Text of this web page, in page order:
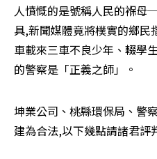
人憤慨的是號稱人民的褓母
具,新聞媒體竟將樸實的鄉
車載來三車不良少年、輟學
的警察是「正義之師」。
坤業公司、桃縣環保局、警
建為合法,以下幾點請諸君評